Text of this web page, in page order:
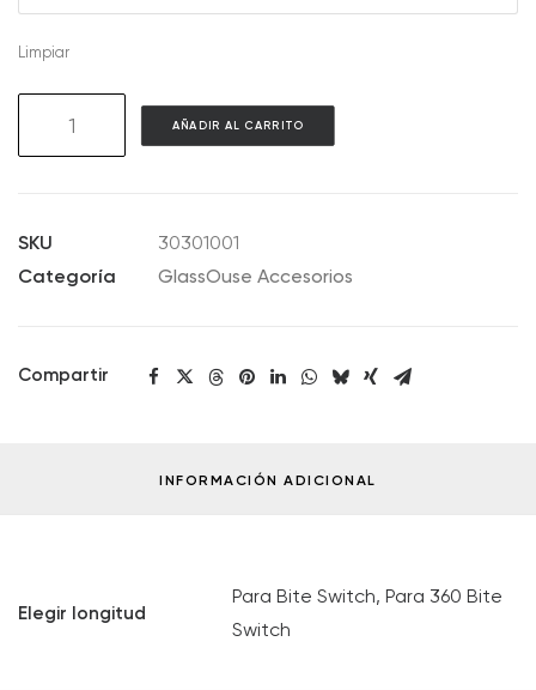
Limpiar
Silicone
Bite
AÑADIR AL CARRITO
SKU
30301001
Categoría
GlassOuse Accesorios
Compartir
INFORMACIÓN ADICIONAL
Elegir longitud
Para Bite Switch, Para 360 Bite
Switch